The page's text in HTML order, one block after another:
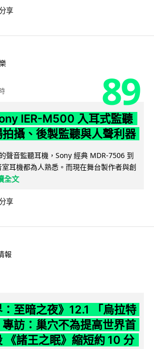
享
89
IER-M500 入耳式監聽
攝、後製監聽與人聲利器
聲音監聽耳機，Sony 經典 MDR-7506 到
耳機都為人熟悉。而現在舞台製作者與創
全文
享
報
：至暗之夜》12.1 「烏拉特
訪：巢穴不為提高世界首
《諸王之眠》縮短約 10 分